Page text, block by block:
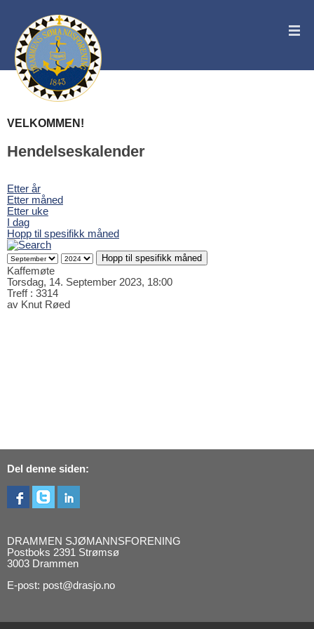
VELKOMMEN!
Hendelseskalender
Etter år
Etter måned
Etter uke
I dag
Hopp til spesifikk måned
Hopp til spesifikk måned
Kaffemøte
Torsdag, 14. September 2023, 18:00
Treff: 3314
av Knut Røed
Del denne siden:
DRAMMEN SJØMANNSFORENING
Postboks 2391 Strømsø
3003 Drammen
E-post: post@drasjo.no